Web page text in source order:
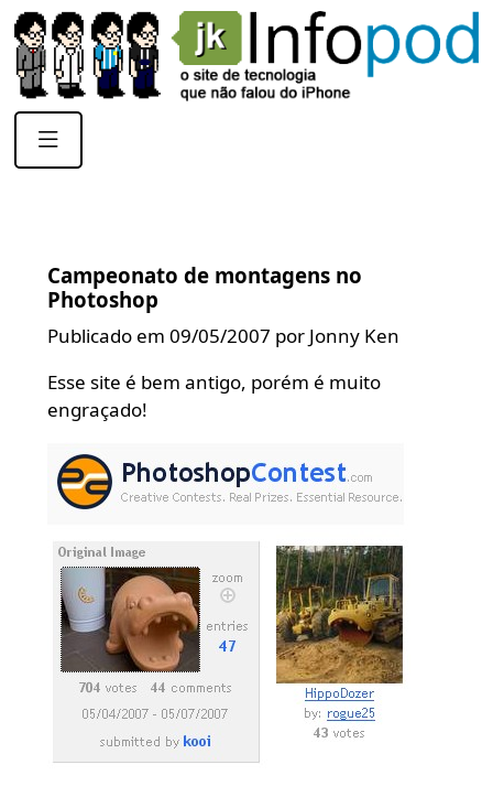
Campeonato de montagens no
Photoshop
Publicado em 09/05/2007 por Jonny Ken
Esse site é bem antigo, porém é muito
engraçado!